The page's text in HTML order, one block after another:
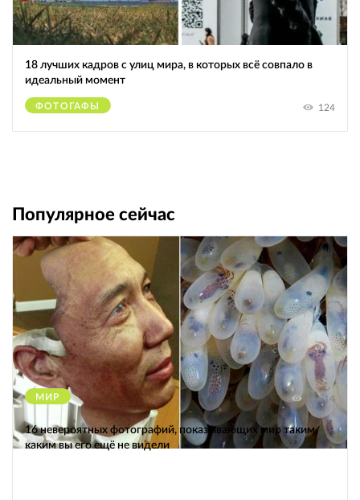
18 лучших кадров с улиц мира, в которых всё совпало в
идеальный момент
ФОТОГАФЫ 124
Популярное сейчас
МИР 12514
16 невероятных фотографий, показывающих мир таким,
каким вы его ещё не видели